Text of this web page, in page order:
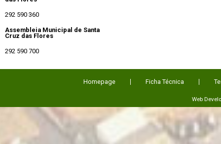
292 590 360
Assembleia Municipal de Santa
Cruz das Flores
292 590 700
Homepage Ficha Técnica
Web